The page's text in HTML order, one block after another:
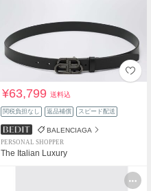
¥63,799送料込
関税負担なし 返品補償 スピード配送
BALENCIAGA
PERSONAL SHOPPER
The Italian Luxury